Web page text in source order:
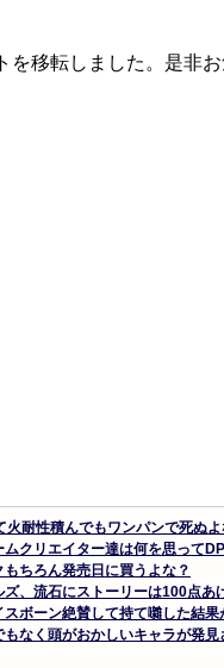
を移転しました。是非
耐性積んでもワンパンで死ぬ
ムクリエイター達は何を思って
もちろん発売日に買うよな？
ズ、流石にストーリーは100点あ
スボーン絶賛して持て囃した結
もなく頭がおかしいキャラが発見